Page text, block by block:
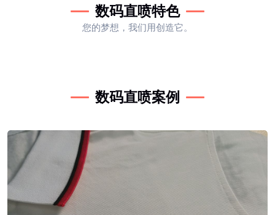
数码直喷特色
您的梦想，我们用创造它。
数码直喷案例